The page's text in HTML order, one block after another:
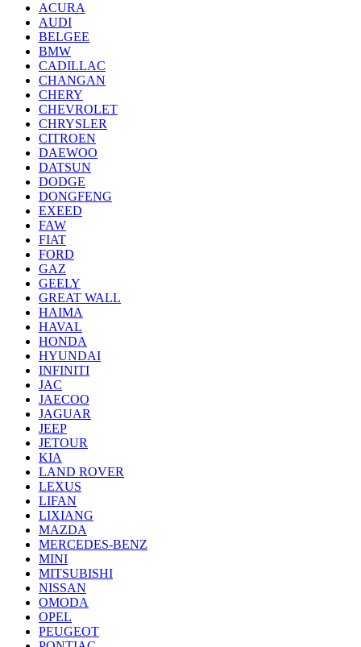
ACURA
AUDI
BELGEE
BMW
CADILLAC
CHANGAN
CHERY
CHEVROLET
CHRYSLER
CITROEN
DAEWOO
DATSUN
DODGE
DONGFENG
EXEED
FAW
FIAT
FORD
GAZ
GEELY
GREAT WALL
HAIMA
HAVAL
HONDA
HYUNDAI
INFINITI
JAC
JAECOO
JAGUAR
JEEP
JETOUR
KIA
LAND ROVER
LEXUS
LIFAN
LIXIANG
MAZDA
MERCEDES-BENZ
MINI
MITSUBISHI
NISSAN
OMODA
OPEL
PEUGEOT